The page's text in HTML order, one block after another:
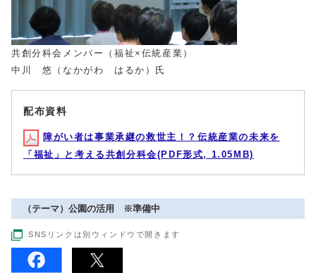
共創分科会メンバー（福祉×伝統産業）
中川 悠（なかがわ はるか）氏
配布資料
障がい者は事業承継の救世主！？伝統産業の未来を
「福祉」と考える共創分科会(PDF形式, 1.05MB)
（テーマ）公園の活用 ※準備中
SNSリンクは別ウィンドウで開きます